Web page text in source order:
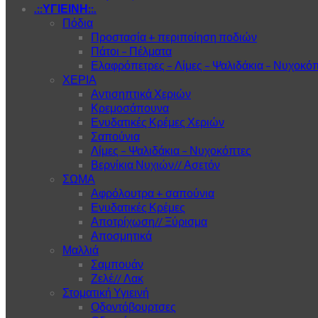
.::ΥΓΙΕΙΝΗ::.
Πόδια
Προστασία + περιποίηση ποδιών
Πάτοι – Πέλματα
Ελαφρόπετρες – Λίμες – Ψαλιδάκια –
ΧΕΡΙΑ
Αντισηπτικά Χεριών
Κρεμοσάπουνα
Ενυδατικές Κρέμες Χεριών
Σαπούνια
Λίμες – Ψαλιδάκια – Νυχοκόπτες
Βερνίκια Νυχιών// Ασετόν
ΣΩΜΑ
Αφρόλουτρα + σαπούνια
Ενυδατικές Κρέμες
Αποτρίχωση// Ξύρισμα
Αποσμητικά
Μαλλιά
Σαμπουάν
Ζελέ// Λακ
Στοματική Υγιεινή
Οδοντόβουρτσες